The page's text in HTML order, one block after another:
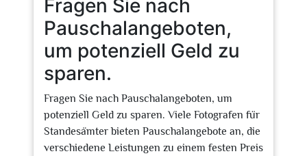
Fragen Sie nach
Pauschalangeboten,
um potenziell Geld zu
sparen.
Fragen Sie nach Pauschalangeboten, um
potenziell Geld zu sparen. Viele Fotografen für
Standesämter bieten Pauschalangebote an, die
verschiedene Leistungen zu einem festen Preis